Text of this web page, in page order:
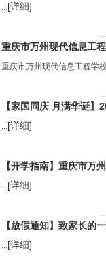
...[详细]
重庆市万州现代信息工
重庆市万州现代信息工程学
【家国同庆 月满华诞
...[详细]
【开学指南】重庆市万
...[详细]
【放假通知】致家长的
...[详细]